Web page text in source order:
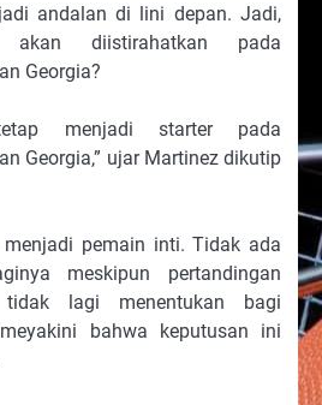
andalan di lini depan. Jadi,
akan diistirahatkan pada
Georgia?
menjadi starter pada
Georgia,” ujar Martinez dikutip
pemain inti. Tidak ada
meskipun pertandingan
tidak lagi menentukan bagi
bahwa keputusan ini